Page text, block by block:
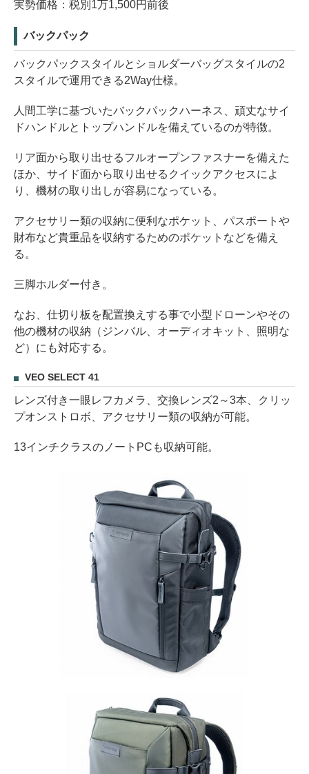
実勢価格：税別1万1,500円前後
バックパック
バックパックスタイルとショルダーバッグスタイルの2
スタイルで運用できる2Way仕様。
人間工学に基づいたバックパックハーネス、頑丈なサイ
ドハンドルとトップハンドルを備えているのが特徴。
リア面から取り出せるフルオープンファスナーを備えた
ほか、サイド面から取り出せるクイックアクセスによ
り、機材の取り出しが容易になっている。
アクセサリー類の収納に便利なポケット、パスポートや
財布など貴重品を収納するためのポケットなどを備え
る。
三脚ホルダー付き。
なお、仕切り板を配置換えする事で小型ドローンやその
他の機材の収納（ジンバル、オーディオキット、照明な
ど）にも対応する。
VEO SELECT 41
レンズ付き一眼レフカメラ、交換レンズ2～3本、クリッ
プオンストロボ、アクセサリー類の収納が可能。
13インチクラスのノートPCも収納可能。